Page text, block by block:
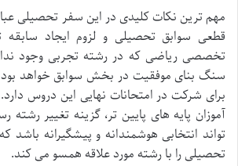
مهم ترین نکات کلیدی در این سفر تحصیلی
قطعی سوابق تحصیلی و لزوم ایجاد
تخصصی ریاضی که در رشته تجربی وجود
سنگ بنای موفقیت در بخش سوابق خواهد بود و
برای شرکت در امتحانات نهایی این دروس
آموزان پایه های پایین تر، گزینه تغییر
تواند انتخابی هوشمندانه و پیشگیرانه باشد
تحصیلی را با رشته مورد علاقه همسو می کند.